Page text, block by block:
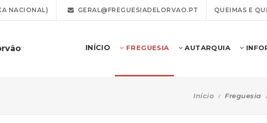
NACIONAL) GERAL@FREGUESIADELORVAO.PT QUEIMAS E
INÍCIO FREGUESIA AUTARQUIA
Início Freguesia